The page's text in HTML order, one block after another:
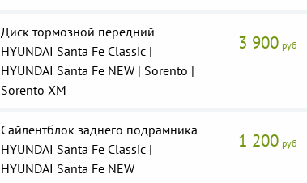
Диск тормозной передний
HYUNDAI Santa Fe Classic |
HYUNDAI Santa Fe NEW | Sorento |
Sorento XM
3 900 руб
Сайлентблок заднего подрамника
HYUNDAI Santa Fe Classic |
HYUNDAI Santa Fe NEW
1 200 руб